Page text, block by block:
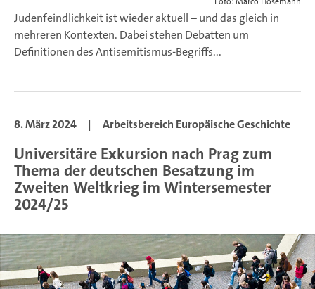
Judenfeindlichkeit ist wieder aktuell – und das gleich in
mehreren Kontexten. Dabei stehen Debatten um
Definitionen des Antisemitismus-Begriffs...
8. März 2024 | Arbeitsbereich Europäische Geschichte
Universitäre Exkursion nach Prag zum
Thema der deutschen Besatzung im
Zweiten Weltkrieg im Wintersemester
2024/25